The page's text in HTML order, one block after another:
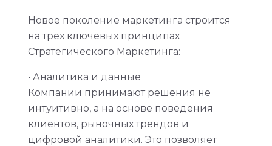
Новое поколение маркетинга строится
на трех ключевых принципах
Стратегического Маркетинга:
• Аналитика и данные
Компании принимают решения не
интуитивно, а на основе поведения
клиентов, рыночных трендов и
цифровой аналитики. Это позволяет